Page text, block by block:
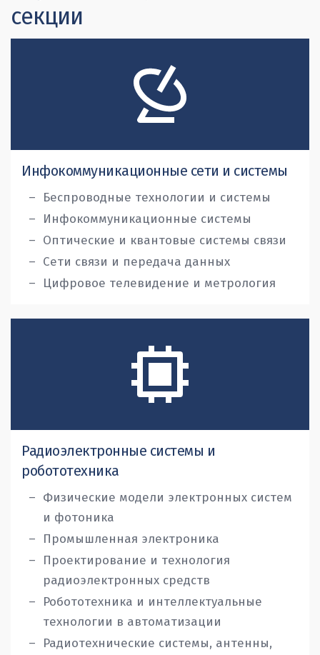
секции
Инфокоммуникационные сети и системы
Беспроводные технологии и системы
Инфокоммуникационные системы
Оптические и квантовые системы связи
Сети связи и передача данных
Цифровое телевидение и метрология
Радиоэлектронные системы и
робототехника
Физические модели электронных систем
и фотоника
Промышленная электроника
Проектирование и технология
радиоэлектронных средств
Робототехника и интеллектуальные
технологии в автоматизации
Радиотехнические системы, антенны,